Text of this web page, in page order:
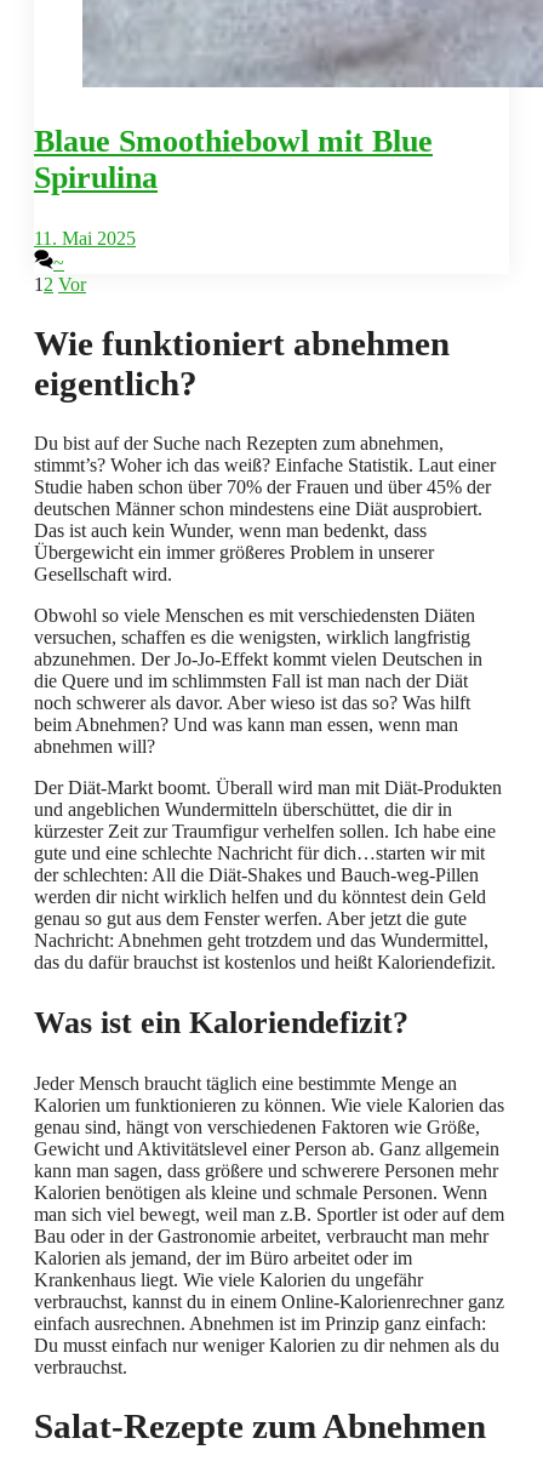
Blaue Smoothiebowl mit Blue
Spirulina
11. Mai 2025
~
1 2 Vor
Wie funktioniert abnehmen
eigentlich?
Du bist auf der Suche nach Rezepten zum abnehmen,
stimmt’s? Woher ich das weiß? Einfache Statistik. Laut einer
Studie haben schon über 70% der Frauen und über 45% der
deutschen Männer schon mindestens eine Diät ausprobiert.
Das ist auch kein Wunder, wenn man bedenkt, dass
Übergewicht ein immer größeres Problem in unserer
Gesellschaft wird.
Obwohl so viele Menschen es mit verschiedensten Diäten
versuchen, schaffen es die wenigsten, wirklich langfristig
abzunehmen. Der Jo-Jo-Effekt kommt vielen Deutschen in
die Quere und im schlimmsten Fall ist man nach der Diät
noch schwerer als davor. Aber wieso ist das so? Was hilft
beim Abnehmen? Und was kann man essen, wenn man
abnehmen will?
Der Diät-Markt boomt. Überall wird man mit Diät-Produkten
und angeblichen Wundermitteln überschüttet, die dir in
kürzester Zeit zur Traumfigur verhelfen sollen. Ich habe eine
gute und eine schlechte Nachricht für dich…starten wir mit
der schlechten: All die Diät-Shakes und Bauch-weg-Pillen
werden dir nicht wirklich helfen und du könntest dein Geld
genau so gut aus dem Fenster werfen. Aber jetzt die gute
Nachricht: Abnehmen geht trotzdem und das Wundermittel,
das du dafür brauchst ist kostenlos und heißt Kaloriendefizit.
Was ist ein Kaloriendefizit?
Jeder Mensch braucht täglich eine bestimmte Menge an
Kalorien um funktionieren zu können. Wie viele Kalorien das
genau sind, hängt von verschiedenen Faktoren wie Größe,
Gewicht und Aktivitätslevel einer Person ab. Ganz allgemein
kann man sagen, dass größere und schwerere Personen mehr
Kalorien benötigen als kleine und schmale Personen. Wenn
man sich viel bewegt, weil man z.B. Sportler ist oder auf dem
Bau oder in der Gastronomie arbeitet, verbraucht man mehr
Kalorien als jemand, der im Büro arbeitet oder im
Krankenhaus liegt. Wie viele Kalorien du ungefähr
verbrauchst, kannst du in einem Online-Kalorienrechner ganz
einfach ausrechnen. Abnehmen ist im Prinzip ganz einfach:
Du musst einfach nur weniger Kalorien zu dir nehmen als du
verbrauchst.
Salat-Rezepte zum Abnehmen